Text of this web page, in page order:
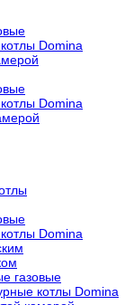
Domina
Domina
Domina
газовые
котлы Domina